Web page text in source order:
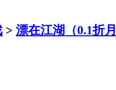
> 漂在江湖（0.1折